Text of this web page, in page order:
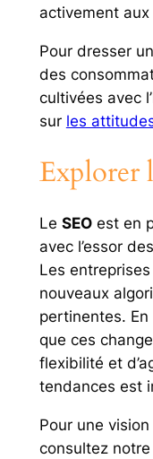
activement
Pour dresser
des
cultivées avec
sur les
Explorer
Le SEOest en
avec l’essor
Les
nouveaux
pertinentes.
que ces
flexibilité et
tendances est
Pour une
consultez